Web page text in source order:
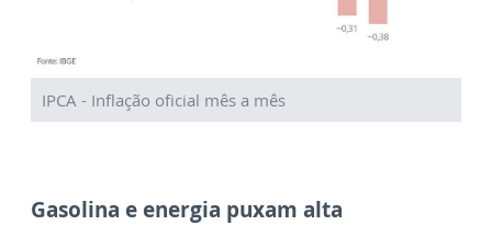
IPCA - Inflação oficial mês a mês
Gasolina e energia puxam alta